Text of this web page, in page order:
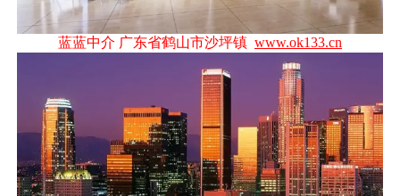
蓝蓝中介 广东省鹤山市沙坪镇 www.ok133.cn